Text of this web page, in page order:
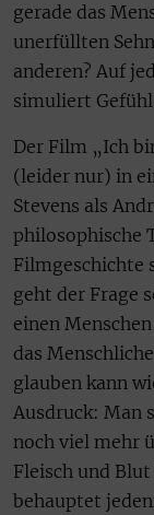
gerade das
unerfüllten
anderen? Auf
simuliert
Der Film „Ich
(leider nur) in
Stevens als
philosophische
Filmgeschichte
geht der Frage
einen
das
glauben kann
Ausdruck: Man
noch viel mehr
Fleisch und
behauptet